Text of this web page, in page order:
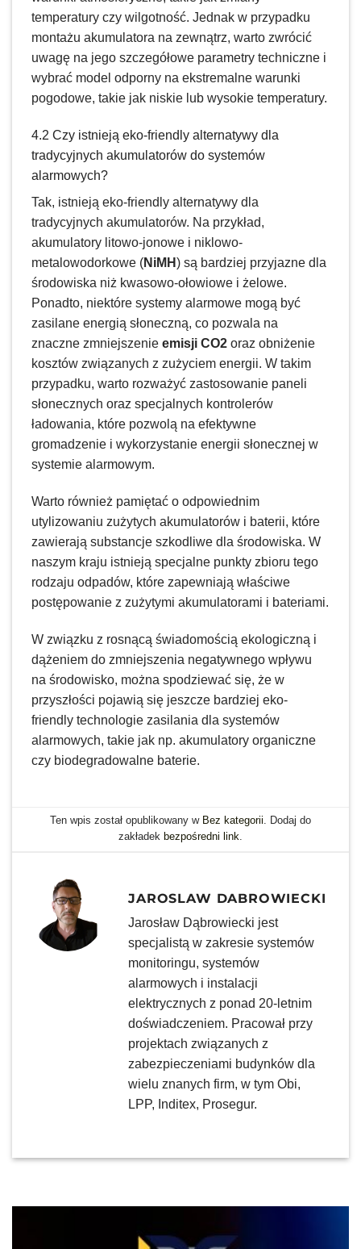
temperatury czy wilgotność. Jednak w przypadku
montażu akumulatora na zewnątrz, warto zwrócić
uwagę na jego szczegółowe parametry techniczne i
wybrać model odporny na ekstremalne warunki
pogodowe, takie jak niskie lub wysokie temperatury.
4.2 Czy istnieją eko-friendly alternatywy dla
tradycyjnych akumulatorów do systemów
alarmowych?
Tak, istnieją eko-friendly alternatywy dla
tradycyjnych akumulatorów. Na przykład,
akumulatory litowo-jonowe i niklowo-
metalowodorkowe (NiMH) są bardziej przyjazne dla
środowiska niż kwasowo-ołowiowe i żelowe.
Ponadto, niektóre systemy alarmowe mogą być
zasilane energią słoneczną, co pozwala na
znaczne zmniejszenieemisji CO2 oraz obniżenie
kosztów związanych z zużyciem energii. W takim
przypadku, warto rozważyć zastosowanie paneli
słonecznych oraz specjalnych kontrolerów
ładowania, które pozwolą na efektywne
gromadzenie i wykorzystanie energii słonecznej w
systemie alarmowym.
Warto również pamiętać o odpowiednim
utylizowaniu zużytych akumulatorów i baterii, które
zawierają substancje szkodliwe dla środowiska. W
naszym kraju istnieją specjalne punkty zbioru tego
rodzaju odpadów, które zapewniają właściwe
postępowanie z zużytymi akumulatorami i bateriami.
W związku z rosnącą świadomością ekologiczną i
dążeniem do zmniejszenia negatywnego wpływu
na środowisko, można spodziewać się, że w
przyszłości pojawią się jeszcze bardziej eko-
friendly technologie zasilania dla systemów
alarmowych, takie jak np. akumulatory organiczne
czy biodegradowalne baterie.
Ten wpis został opublikowany w Bez kategorii. Dodaj do
zakładek bezpośredni link.
JAROSLAW DABROWIECKI
Jarosław Dąbrowiecki jest
specjalistą w zakresie systemów
monitoringu, systemów
alarmowych i instalacji
elektrycznych z ponad 20-letnim
doświadczeniem. Pracował przy
projektach związanych z
zabezpieczeniami budynków dla
wielu znanych firm, w tym Obi,
LPP, Inditex, Prosegur.